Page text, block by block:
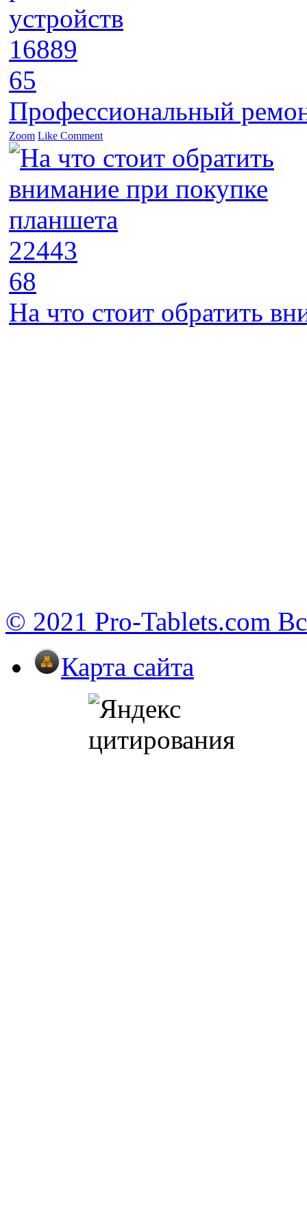
16889
65
Профессиональный
Zoom Like Comment
22443
68
На что стоит обратить
© 2021 Pro-Tablets.com
Карта сайта